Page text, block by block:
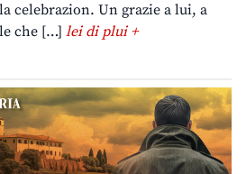
celebrazion. Un grazie a lui, a
che […] lei di plui +